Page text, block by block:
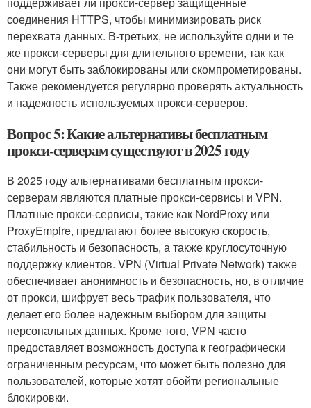
соединения HTTPS, чтобы минимизировать риск
перехвата данных. В-третьих, не используйте одни и те
же прокси-серверы для длительного времени, так как
они могут быть заблокированы или скомпрометированы.
Также рекомендуется регулярно проверять актуальность
и надежность используемых прокси-серверов.
Вопрос 5: Какие альтернативы бесплатным
прокси-серверам существуют в 2025 году
В 2025 году альтернативами бесплатным прокси-
серверам являются платные прокси-сервисы и VPN.
Платные прокси-сервисы, такие как NordProxy или
ProxyEmpire, предлагают более высокую скорость,
стабильность и безопасность, а также круглосуточную
поддержку клиентов. VPN (Virtual Private Network) также
обеспечивает анонимность и безопасность, но, в отличие
от прокси, шифрует весь трафик пользователя, что
делает его более надежным выбором для защиты
персональных данных. Кроме того, VPN часто
предоставляет возможность доступа к географически
ограниченным ресурсам, что может быть полезно для
пользователей, которые хотят обойти региональные
блокировки.